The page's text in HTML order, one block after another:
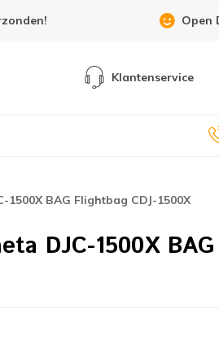
Open
Klantenservice
1500X BAG Flightbag CDJ-1500X
DJC-1500X